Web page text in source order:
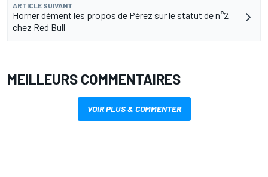
ARTICLE SUIVANT
Horner dément les propos de Pérez sur le statut de n°2
chez Red Bull
MEILLEURS COMMENTAIRES
VOIR PLUS & COMMENTER